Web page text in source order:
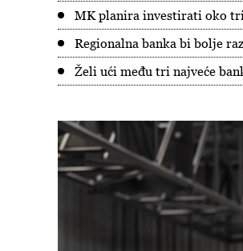
MK planira investirati oko
Regionalna banka bi bolje
Želi ući među tri najveće